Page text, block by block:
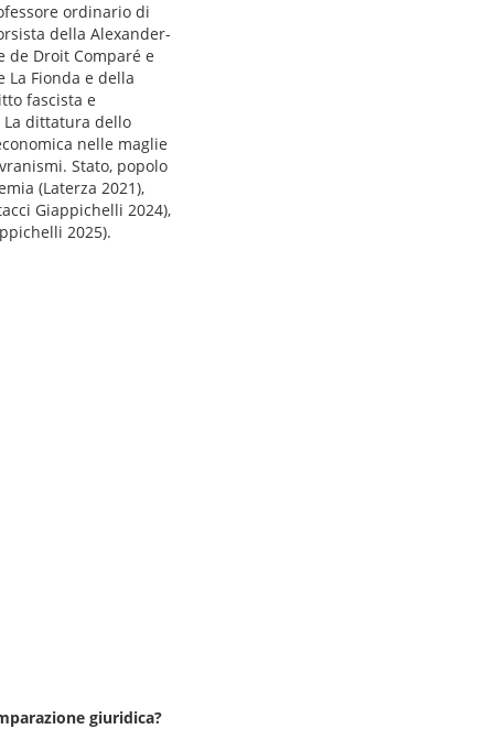
ordinario di
della Alexander-
de Droit Comparé e
Fionda e della
fascista e
La dittatura dello
nelle maglie
Stato, popolo
(Laterza 2021),
Giappichelli 2024),
2025).
giuridica?